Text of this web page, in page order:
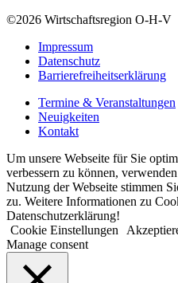
©2026 Wirtschaftsregion O-H-V
Impressum
Datenschutz
Barrierefreiheitserklärung
Termine & Veranstaltungen
Neuigkeiten
Kontakt
Um unsere Webseite für Sie
verbessern zu können,
Nutzung der Webseite stimmen
zu. Weitere Informationen zu
Datenschutzerklärung!
Cookie Einstellungen
Manage consent